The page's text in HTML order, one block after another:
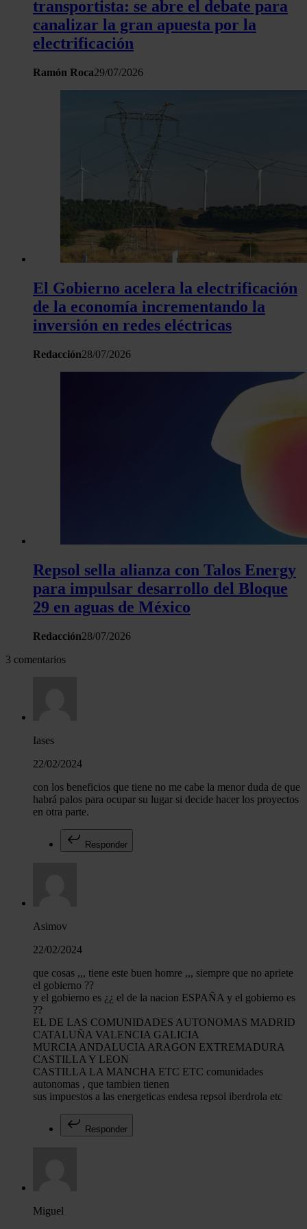
transportista: se abre el debate para
canalizar la gran apuesta por la
electrificación
Ramón Roca29/07/2026
El Gobierno acelera la electrificación
de la economía incrementando la
inversión en redes eléctricas
Redacción28/07/2026
Repsol sella alianza con Talos Energy
para impulsar desarrollo del Bloque
29 en aguas de México
Redacción28/07/2026
3 comentarios
Iases
22/02/2024
con los beneficios que tiene no me cabe la menor duda de que
habrá palos para ocupar su lugar si decide hacer los proyectos
en otra parte.
Responder
Asimov
22/02/2024
que cosas ,,, tiene este buen homre ,,, siempre que no apriete
el gobierno ??
y el gobierno es ¿¿ el de la nacion ESPAÑA y el gobierno es
??
EL DE LAS COMUNIDADES AUTONOMAS MADRID
CATALUÑA VALENCIA GALICIA
MURCIA ANDALUCIA ARAGON EXTREMADURA
CASTILLA Y LEON
CASTILLA LA MANCHA ETC ETC comunidades
autonomas , que tambien tienen
sus impuestos a las energeticas endesa repsol iberdrola etc
Responder
Miguel